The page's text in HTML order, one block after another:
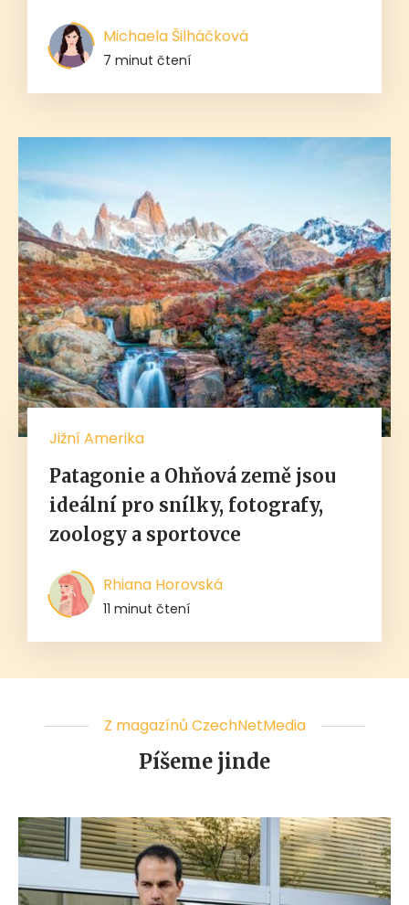
Michaela Šilháčková
7 minut čtení
Jižní Amerika
Patagonie a Ohňová země jsou
ideální pro snílky, fotografy,
zoology a sportovce
Rhiana Horovská
11 minut čtení
Z magazínů CzechNetMedia
Píšeme jinde